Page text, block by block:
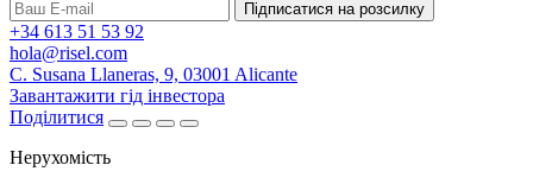
Підписатися на розсилку
+34 613 51 53 92
hola@risel.com
C. Susana Llaneras, 9, 03001 Alicante
Завантажити гід інвестора
Поділитися
Нерухомість